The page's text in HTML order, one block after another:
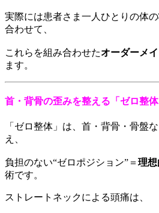
実際には患者さま一人ひとりの体
合わせて、
これらを組み合わせたオーダーメ
ます。
首・背骨の歪みを整える「ゼロ整体
「ゼロ整体」は、首・背骨・骨盤
え、
負担のない“ゼロポジション”＝ 理
術です。
ストレートネックによる頭痛は、